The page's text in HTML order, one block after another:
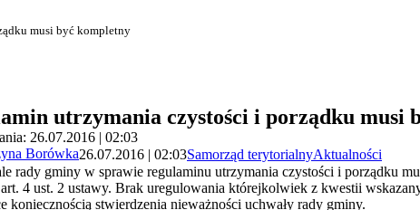
musi być kompletny
utrzymania czystości i porządku musi
26.07.2016 | 02:03
Borówka26.07.2016 | 02:03Samorząd terytorialnyAktualności
rady gminy w sprawie regulaminu utrzymania czystości i porządku
4 ust. 2 ustawy. Brak uregulowania którejkolwiek z kwestii
koniecznością stwierdzenia nieważności uchwały rady gminy.